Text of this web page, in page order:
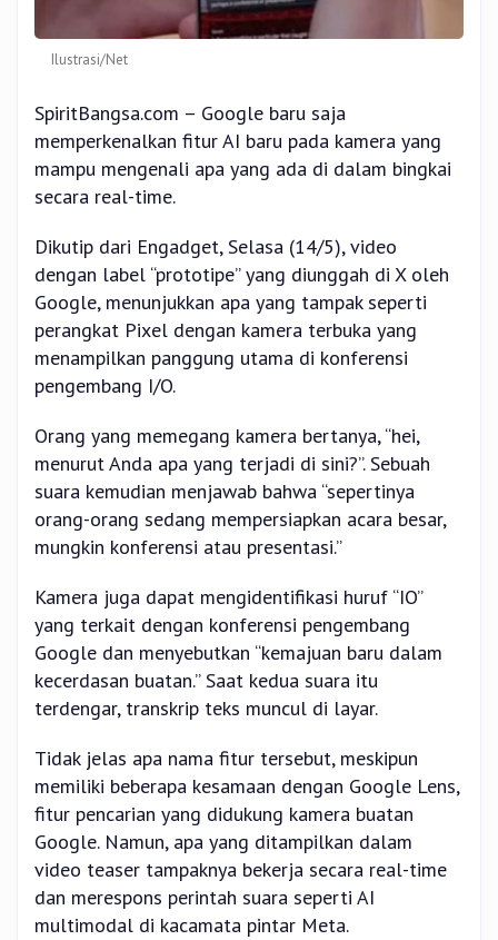
Ilustrasi/Net
SpiritBangsa.com – Google baru saja
memperkenalkan fitur AI baru pada kamera yang
mampu mengenali apa yang ada di dalam bingkai
secara real-time.
Dikutip dari Engadget, Selasa (14/5), video
dengan label “prototipe” yang diunggah di X oleh
Google, menunjukkan apa yang tampak seperti
perangkat Pixel dengan kamera terbuka yang
menampilkan panggung utama di konferensi
pengembang I/O.
Orang yang memegang kamera bertanya, “hei,
menurut Anda apa yang terjadi di sini?”. Sebuah
suara kemudian menjawab bahwa “sepertinya
orang-orang sedang mempersiapkan acara besar,
mungkin konferensi atau presentasi.”
Kamera juga dapat mengidentifikasi huruf “IO”
yang terkait dengan konferensi pengembang
Google dan menyebutkan “kemajuan baru dalam
kecerdasan buatan.” Saat kedua suara itu
terdengar, transkrip teks muncul di layar.
Tidak jelas apa nama fitur tersebut, meskipun
memiliki beberapa kesamaan dengan Google Lens,
fitur pencarian yang didukung kamera buatan
Google. Namun, apa yang ditampilkan dalam
video teaser tampaknya bekerja secara real-time
dan merespons perintah suara seperti AI
multimodal di kacamata pintar Meta.